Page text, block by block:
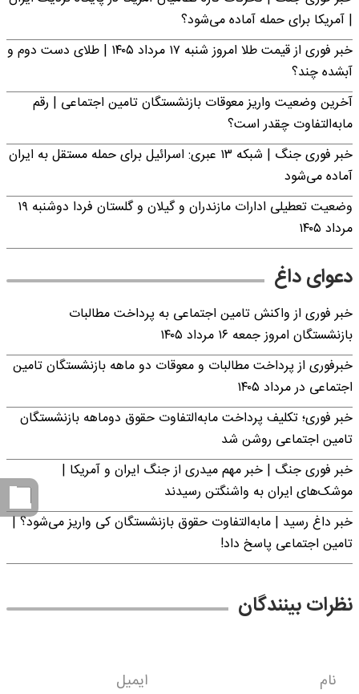
| آمریکا برای حمله آماده می‌شود؟
خبر فوری از قیمت طلا امروز شنبه ۱۷ مرداد ۱۴۰۵ | طلای دست دوم و
آبشده چند؟
آخرین وضعیت واریز معوقات بازنشستگان تامین اجتماعی | رقم
مابه‌التفاوت چقدر است؟
خبر فوری جنگ | شبکه ۱۳ عبری: اسرائیل برای حمله مستقل به ایران
آماده می‌شود
وضعیت تعطیلی ادارات مازندران و گیلان و گلستان فردا دوشنبه ۱۹
مرداد ۱۴۰۵
دعوای داغ
خبر فوری از واکنش تامین اجتماعی به پرداخت مطالبات
بازنشستگان امروز جمعه ۱۶ مرداد ۱۴۰۵
خبرفوری از پرداخت مطالبات و معوقات دو ماهه بازنشستگان تامین
اجتماعی در مرداد ۱۴۰۵
خبر فوری؛ تکلیف پرداخت مابه‌التفاوت حقوق دوماهه بازنشستگان
تامین اجتماعی روشن شد
خبر فوری جنگ | خبر مهم میدری از جنگ ایران و آمریکا |
موشک‌های ایران به واشنگتن رسیدند
خبر داغ رسید | مابه‌التفاوت حقوق بازنشستگان کی واریز می‌شود؟ |
تامین اجتماعی پاسخ داد!
نظرات بینندگان
نام ایمیل